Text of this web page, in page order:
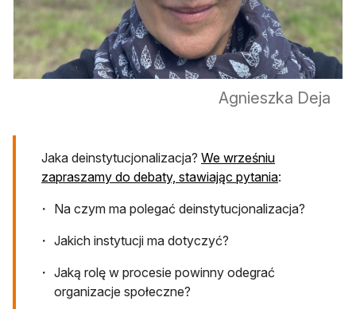
Agnieszka Deja
Jaka deinstytucjonalizacja? We wrześniu
zapraszamy do debaty, stawiając pytania:
Na czym ma polegać deinstytucjonalizacja?
Jakich instytucji ma dotyczyć?
Jaką rolę w procesie powinny odegrać
organizacje społeczne?